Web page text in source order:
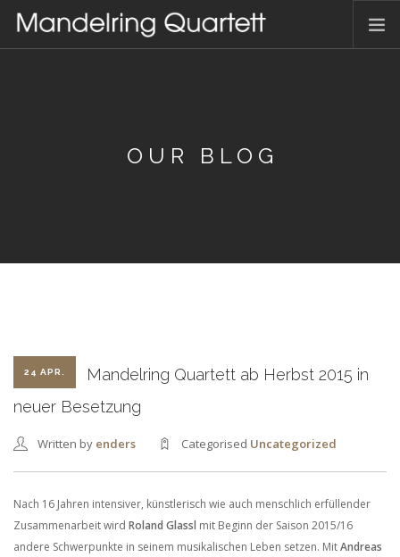
OUR BLOG
24 APR.
Mandelring Quartett ab Herbst 2015 in
neuer Besetzung
Written by enders Categorised Uncategorized
Nach 16 Jahren intensiver, künstlerisch wie auch menschlich erfüllender
Zusammenarbeit wird Roland Glassl mit Beginn der Saison 2015/16
andere Schwerpunkte in seinem musikalischen Leben setzen. MitAndreas